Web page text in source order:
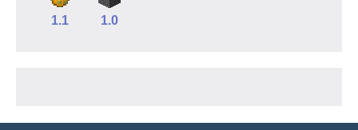
1.1 1.0